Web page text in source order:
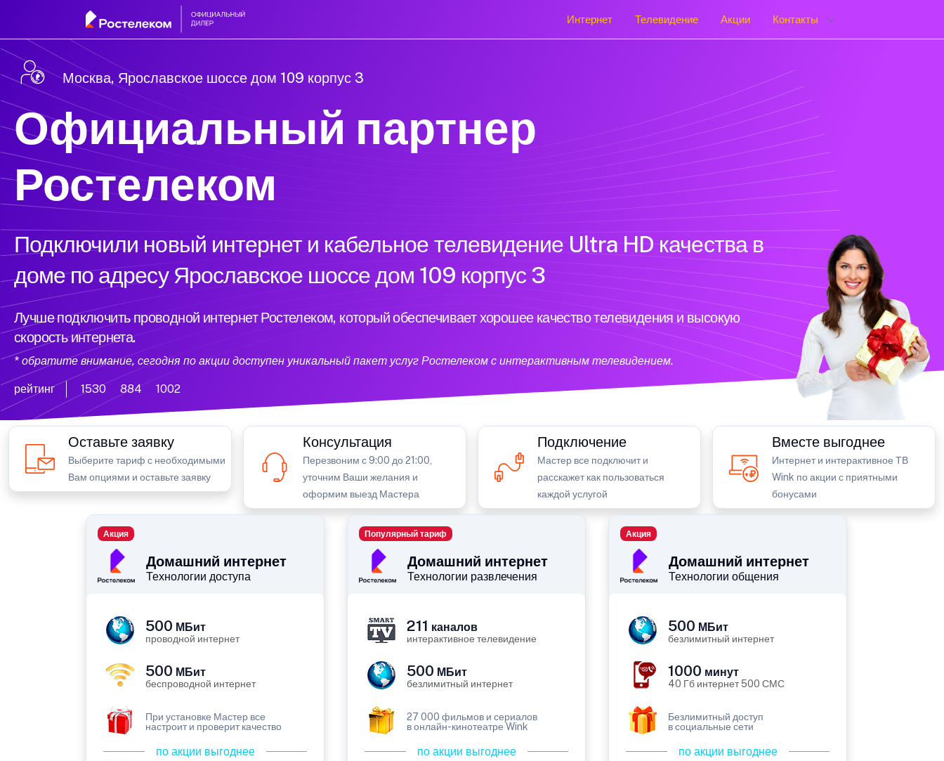
Интернет Телевидение Акции Контакты
Москва, Ярославское шоссе дом 109 корпус 3
Официальный партнер
Ростелеком
Подключили новый интернет и кабельное телевидение Ultra HD качества в
доме по адресу Ярославское шоссе дом 109 корпус 3
Лучше подключить проводной интернет Ростелеком, который обеспечивает хорошее качество телевидения и высокую
скорость интернета.
* обратите внимание, сегодня по акции доступен уникальный пакет услуг Ростелеком с интерактивным телевидением.
рейтинг 1530 884 1002
Оставьте заявку
Выберите тариф с необходимыми
Вам опциями и оставьте заявку
Консультация
Перезвоним с 9:00 до 21:00,
уточним Ваши желания и
оформим выезд Мастера
Подключение
Мастер все подключит и
расскажет как пользоваться
каждой услугой
Вместе выгоднее
Интернет и интерактивное ТВ
Wink по акции с приятными
бонусами
Домашний интернет
Технологии доступа
Акция
500 МБит
проводной интернет
500 МБит
беспроводной интернет
При установке Мастер все
настроит и проверит качество
по акции выгоднее
Домашний интернет
Технологии развлечения
Популярный тариф
211 каналов
интерактивное телевидение
500 МБит
безлимитный интернет
27 000 фильмов и сериалов
в онлайн-кинотеатре Wink
по акции выгоднее
Домашний интернет
Технологии общения
Акция
500 МБит
безлимитный интернет
1000 минут
40 Гб интернет 500 СМС
Безлимитный доступ
в социальные сети
по акции выгоднее